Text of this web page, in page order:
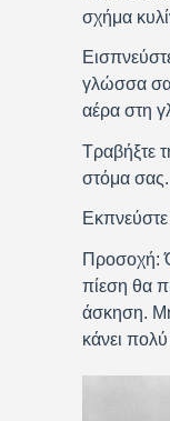
σχήμα
γλώσσα
αέρα στη
Τραβήξτε
στόμα σας.
Προσοχή:
πίεση θα
άσκηση.
κάνει